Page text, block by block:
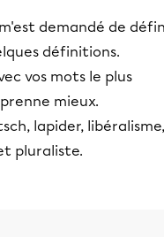
demandé de
définitions.
vos mots le plus
mieux.
lapider, libéralisme,
pluraliste.